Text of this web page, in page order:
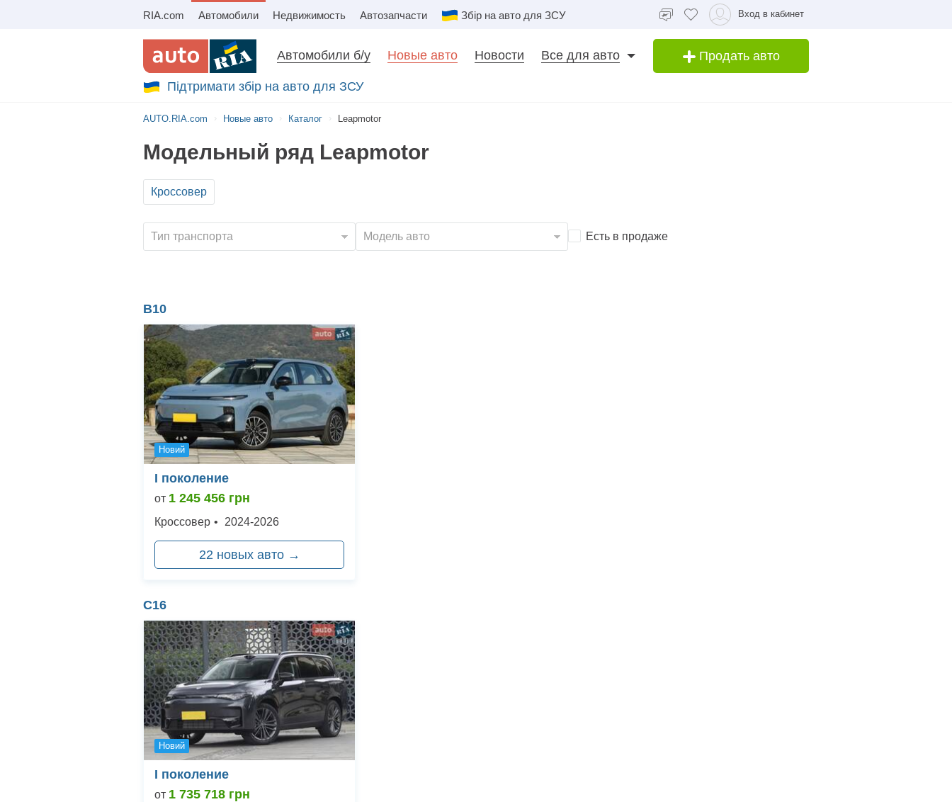
Вход в кабинет
RIA.com Автомобили Недвижимость Автозапчасти Збір на авто для ЗСУ
Продать авто
Автомобили б/у Новые авто Новости Все для авто
Підтримати збір на авто для ЗСУ
AUTO.RIA.com Новые авто Каталог Leapmotor
Модельный ряд Leapmotor
Кроссовер
Есть в продаже
B10
Новий
I поколение
от 1 245 456 грн
Кроссовер • 2024-2026
22 новых авто →
C16
Новий
I поколение
от 1 735 718 грн